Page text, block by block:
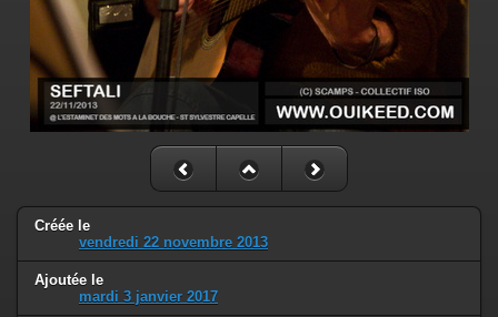
Créée le
vendredi 22 novembre 2013
Ajoutée le
mardi 3 janvier 2017